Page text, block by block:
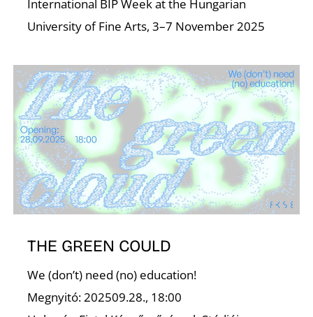
International BIP Week at the Hungarian
University of Fine Arts, 3–7 November 2025
THE GREEN COULD
We (don’t) need (no) education!
Megnyitó: 202509.28., 18:00